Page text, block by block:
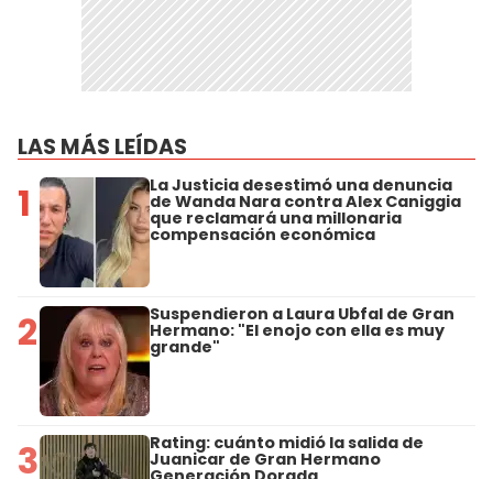
LAS MÁS LEÍDAS
1 La Justicia desestimó una denuncia
de Wanda Nara contra Alex Caniggia
que reclamará una millonaria
compensación económica
2 Suspendieron a Laura Ubfal de Gran
Hermano: "El enojo con ella es muy
grande"
3 Rating: cuánto midió la salida de
Juanicar de Gran Hermano